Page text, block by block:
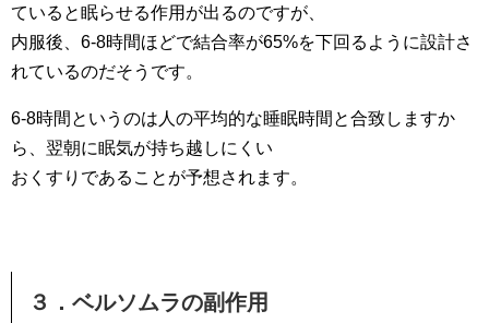
ていると眠らせる作用が出るのですが、
内服後、6-8時間ほどで結合率が65%を下回るように設計さ
れているのだそうです。
6-8時間というのは人の平均的な睡眠時間と合致しますか
ら、翌朝に眠気が持ち越しにくい
おくすりであることが予想されます。
３．ベルソムラの副作用